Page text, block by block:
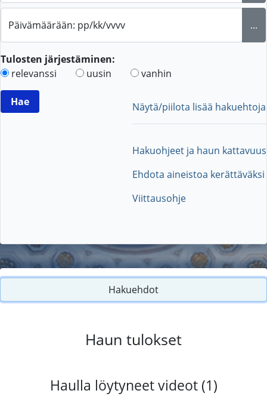
Päivämäärään: pp/kk/vvvv ...
Tulosten järjestäminen:
relevanssi
uusin vanhin
Näytä/piilota lisää hakuehtoja
Hakuohjeet ja haun kattavuus
Ehdota aineistoa kerättäväksi
Viittausohje
Hakuehdot
Haun tulokset
Haulla löytyneet videot (1)